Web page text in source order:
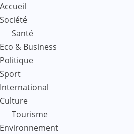
Accueil
Société
Santé
Eco & Business
Politique
Sport
International
Culture
Tourisme
Environnement